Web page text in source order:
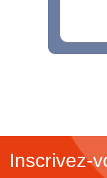
Inscrivez-